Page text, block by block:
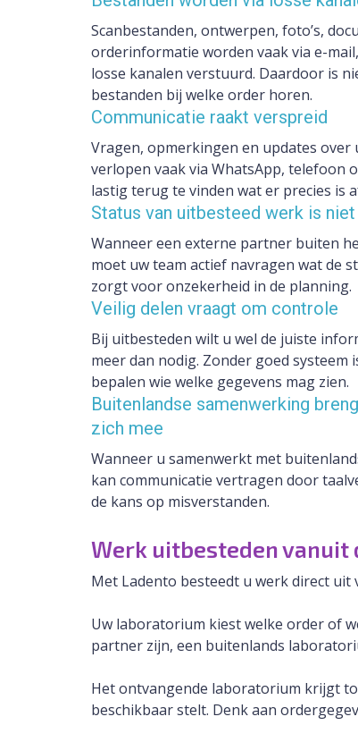
Scanbestanden, ontwerpen, foto’s,
orderinformatie worden vaak via e-
losse kanalen verstuurd. Daardoor is
bestanden bij welke order horen.
Communicatie raakt verspreid
Vragen, opmerkingen en updates over
verlopen vaak via WhatsApp, telefoon
lastig terug te vinden wat er precies is
Status van uitbesteed werk is
Wanneer een externe partner buiten
moet uw team actief navragen wat de
zorgt voor onzekerheid in de planning.
Veilig delen vraagt om controle
Bij uitbesteden wilt u wel de juiste
meer dan nodig. Zonder goed systeem
bepalen wie welke gegevens mag zien.
Buitenlandse samenwerking
zich mee
Wanneer u samenwerkt met
kan communicatie vertragen door
de kans op misverstanden.
Werk uitbesteden vanuit
Met Ladento besteedt u werk direct uit
Uw laboratorium kiest welke order of
partner zijn, een buitenlands
Het ontvangende laboratorium krijgt
beschikbaar stelt. Denk aan